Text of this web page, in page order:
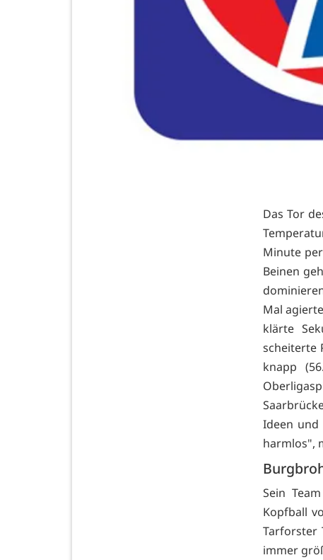
Das Tor
Minute
Beinen
Mal
klärte
scheiterte
knapp
Ideen und
harmlos",
Sein
Kopfball
Tarforster
immer